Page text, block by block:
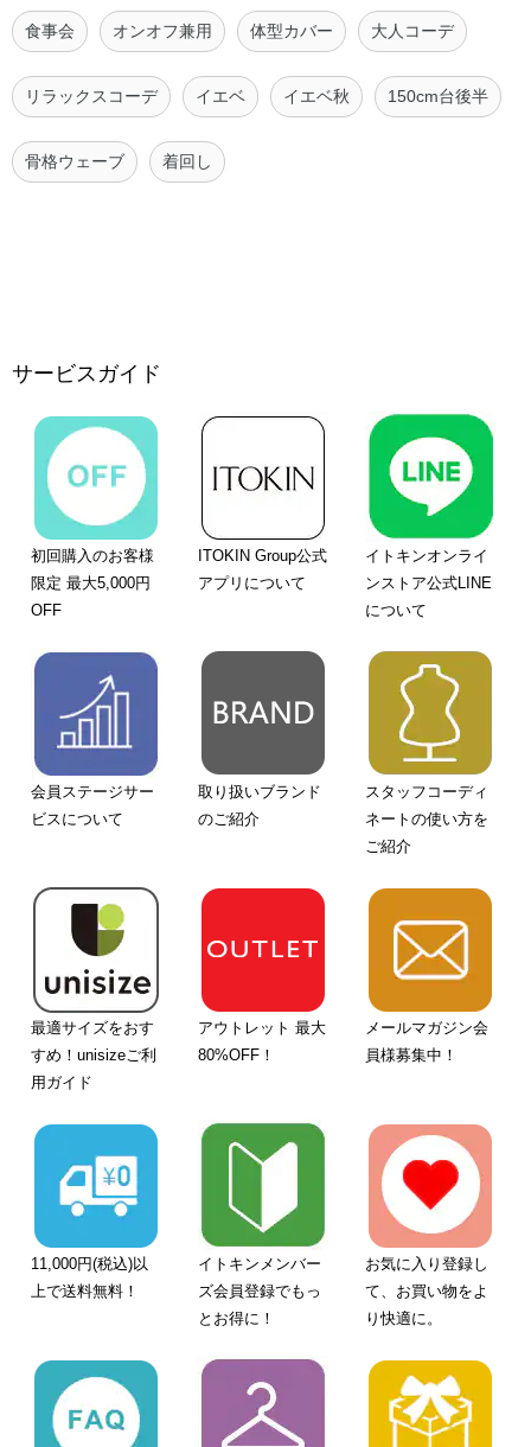
食事会 オンオフ兼用 体型カバー 大人コーデ
リラックスコーデ イエベ イエベ秋 150cm台後半
骨格ウェーブ 着回し
サービスガイド
初回購入のお客様
限定 最大5,000円
OFF
ITOKIN Group公式
アプリについて
イトキンオンライ
ンストア公式LINE
について
会員ステージサー
ビスについて
取り扱いブランド
のご紹介
スタッフコーディ
ネートの使い方を
ご紹介
最適サイズをおす
すめ！unisizeご利
用ガイド
アウトレット 最大
80%OFF！
メールマガジン会
員様募集中！
11,000円(税込)以
上で送料無料！
イトキンメンバー
ズ会員登録でもっ
とお得に！
お気に入り登録し
て、お買い物をよ
り快適に。